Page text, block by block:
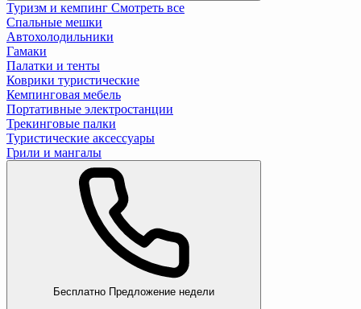
Туризм и кемпинг Смотреть все
Спальные мешки
Автохолодильники
Гамаки
Палатки и тенты
Коврики туристические
Кемпинговая мебель
Портативные электростанции
Трекинговые палки
Туристические аксессуары
Грили и мангалы
Бесплатно Предложение недели